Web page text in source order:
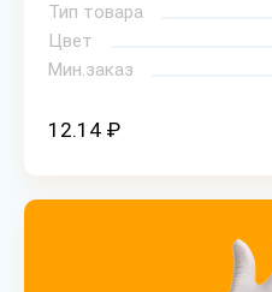
Тип товара
Цвет
Мин.заказ
12.14 ₽